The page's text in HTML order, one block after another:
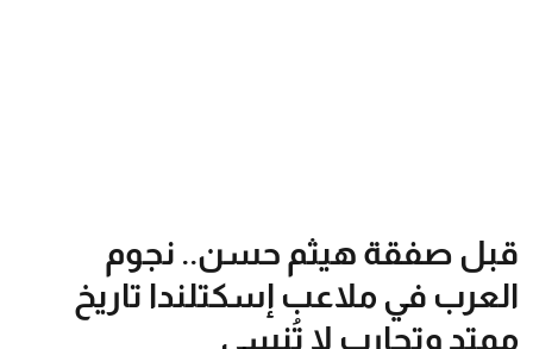
قبل صفقة هيثم حسن.. نجوم
العرب في ملاعب إسكتلندا تاريخ
ممتد وتجارب لا تُنسى